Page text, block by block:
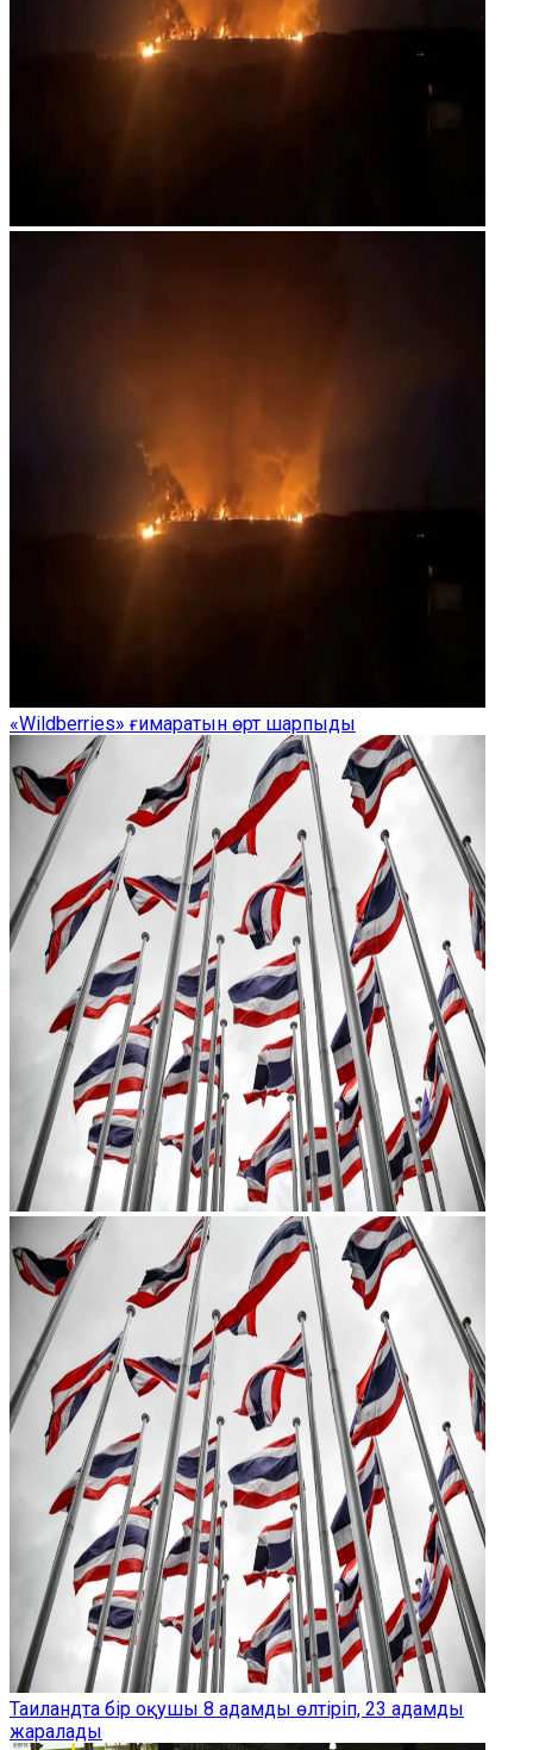
«Wildberries» ғимаратын өрт шарпыды
Таиландта бір оқушы 8 адамды өлтіріп, 23 адамды
жаралады